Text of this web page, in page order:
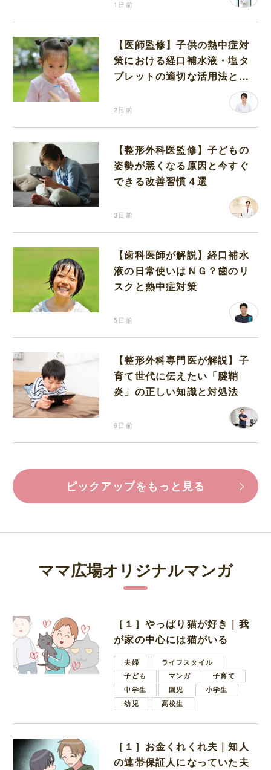
1日前
【医師監修】子供の熱中症対
策における経口補水液・塩タ
ブレットの適切な活用法と水
2日前
【整形外科医監修】子どもの
姿勢が悪くなる原因と今すぐ
できる改善習慣４選
3日前
【歯科医師が解説】経口補水
液の日常使いはＮＧ？歯のリ
スクと熱中症対策
5日前
【整形外科専門医が解説】子
育て世代に伝えたい「腱鞘
炎」の正しい知識と対処法
6日前
ピックアップをもっと見る
ママ広場オリジナルマンガ
［１］やっぱり猫が好き｜我
が家の中心には猫がいる
夫婦
ライフスタイル
子ども
マンガ
子育て
中学生
園児
小学生
幼児
高校生
［１］お金くれくれ夫｜知人
の連帯保証人になっていた夫